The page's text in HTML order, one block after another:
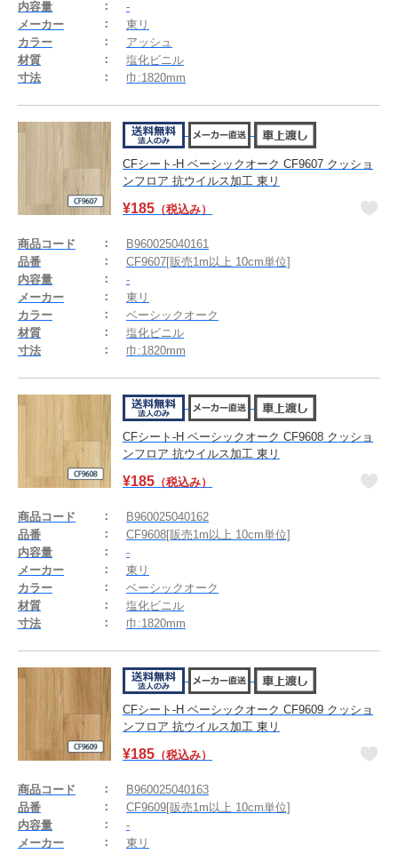
内容量
-
メーカー
東リ
カラー
アッシュ
材質
塩化ビニル
寸法
巾:1820mm
CFシート-H ベーシックオーク CF9607 クッショ
ンフロア 抗ウイルス加工 東リ
¥185 （税込み）
商品コード
B960025040161
品番
CF9607[販売1m以上 10cm単位]
内容量
-
メーカー
東リ
カラー
ベーシックオーク
材質
塩化ビニル
寸法
巾:1820mm
CFシート-H ベーシックオーク CF9608 クッショ
ンフロア 抗ウイルス加工 東リ
¥185 （税込み）
商品コード
B960025040162
品番
CF9608[販売1m以上 10cm単位]
内容量
-
メーカー
東リ
カラー
ベーシックオーク
材質
塩化ビニル
寸法
巾:1820mm
CFシート-H ベーシックオーク CF9609 クッショ
ンフロア 抗ウイルス加工 東リ
¥185 （税込み）
商品コード
B960025040163
品番
CF9609[販売1m以上 10cm単位]
内容量
-
メーカー
東リ